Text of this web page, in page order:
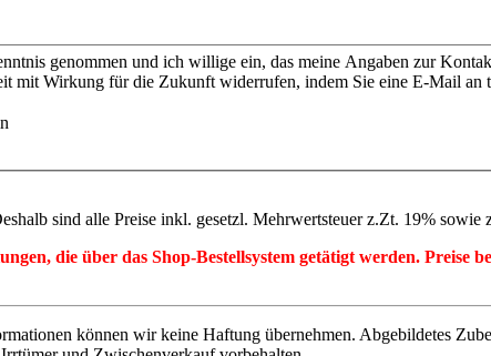
genommen und ich willige ein, das meine Angaben zur
mit Wirkung für die Zukunft widerrufen, indem Sie eine E-Mail an
sind alle Preise inkl. gesetzl. Mehrwertsteuer z.Zt. 19% sowie
die über das Shop-Bestellsystem getätigt werden. Preise
können wir keine Haftung übernehmen. Abgebildetes